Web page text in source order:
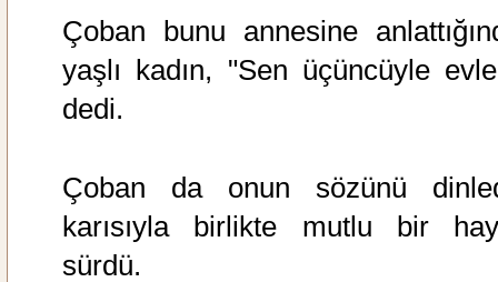
Çoban bunu annesine
yaşlı kadın, "Sen üçüncüyle
dedi.
Çoban da onun sözünü
karısıyla birlikte mutlu bir
sürdü.